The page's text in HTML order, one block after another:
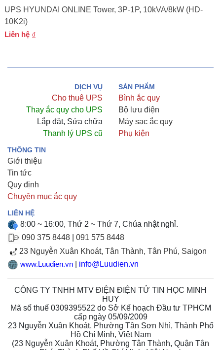
UPS HYUNDAI ONLINE Tower, 3P-1P, 10kVA/8kW (HD-
10K2i)
Liên hệ
DỊCH VỤ
Cho thuê UPS
Thay ắc quy cho UPS
Lắp đặt, Sửa chữa
Thanh lý UPS cũ
SẢN PHẨM
Bình ắc quy
Bộ lưu điện
Máy sạc ắc quy
Phụ kiện
THÔNG TIN
Giới thiệu
Tin tức
Quy định
Chuyên mục ắc quy
LIÊN HỆ
8:00 ~ 16:00, Thứ 2 ~ Thứ 7, Chúa nhật nghỉ.
090 375 8448
091 575 8448
23 Nguyễn Xuân Khoát, Tân Thành, Tân Phú, Saigon
www.Luudien.vn info@Luudien.vn
CÔNG TY TNHH MTV ĐIỆN ĐIỆN TỬ TIN HỌC MINH
HUY
Mã số thuế 0309395522 do Sở Kế hoạch Đầu tư TPHCM
cấp ngày 05/09/2009
23 Nguyễn Xuân Khoát, Phường Tân Sơn Nhì, Thành Phố
Hồ Chí Minh, Việt Nam
(23 Nguyễn Xuân Khoát, Phường Tân Thành, Quận Tân